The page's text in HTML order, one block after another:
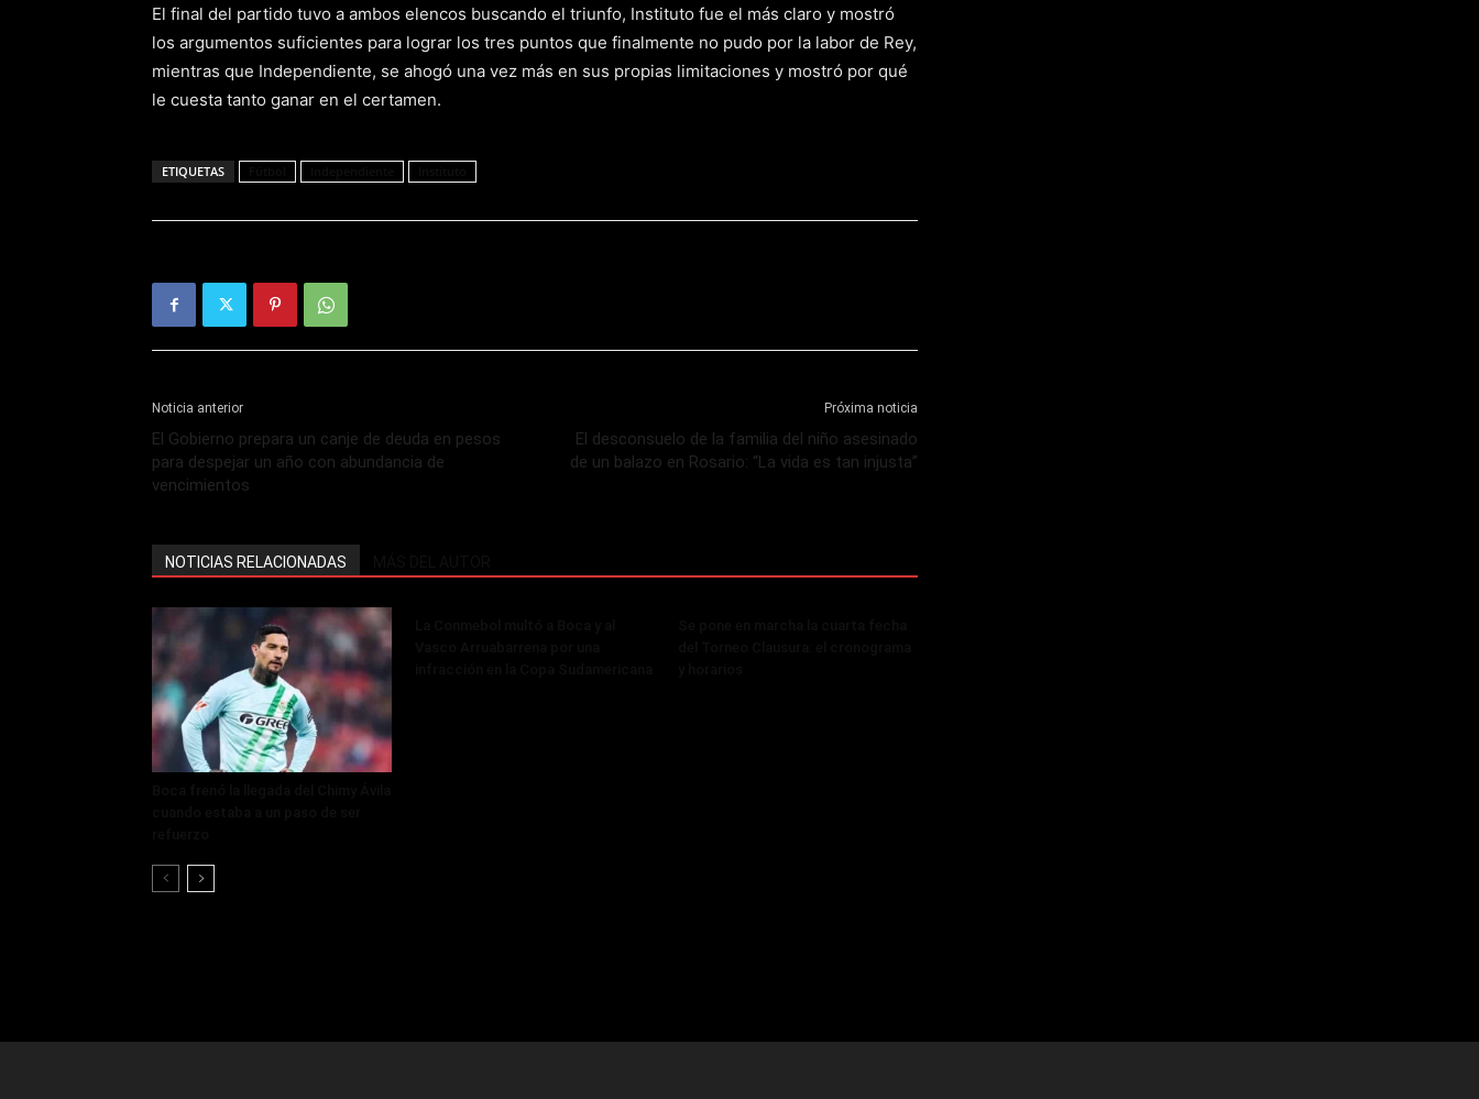
El final del partido tuvo a ambos elencos buscando el triunfo, Instituto fue el más claro y mostró
los argumentos suficientes para lograr los tres puntos que finalmente no pudo por la labor de Rey,
mientras que Independiente, se ahogó una vez más en sus propias limitaciones y mostró por qué
le cuesta tanto ganar en el certamen.
ETIQUETAS
Noticia anterior
El Gobierno prepara un canje de deuda en pesos
para despejar un año con abundancia de
vencimientos
Próxima noticia
El desconsuelo de la familia del niño asesinado
de un balazo en Rosario: “La vida es tan injusta”
NOTICIAS RELACIONADAS